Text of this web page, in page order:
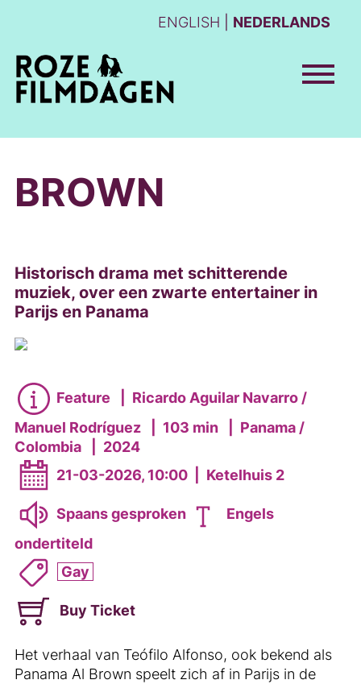
ENGLISH NEDERLANDS
BROWN
Historisch drama met schitterende
muziek, over een zwarte entertainer in
Parijs en Panama
Feature
Ricardo Aguilar Navarro /
Manuel Rodríguez
103 min
Panama /
Colombia
2024
21-03-2026, 10:00
Ketelhuis 2
Spaans gesproken
Engels
ondertiteld
Gay
Buy Ticket
Het verhaal van Teófilo Alfonso, ook bekend als
Panama Al Brown speelt zich af in Parijs in de